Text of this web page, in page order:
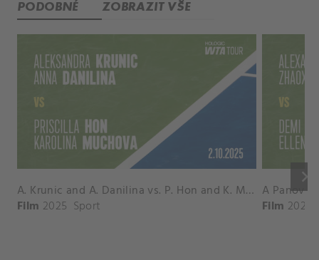
PODOBNÉ ZOBRAZIT VŠE
keyboard_arrow_right
A. Krunic and A. Danilina vs. P. Hon and K. Muchova Match Highlights - BEIJING_Capital Group Diamond ( October 02, 2025)
Film 2025 Sport Film 2026